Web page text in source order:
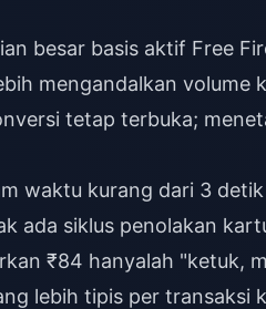
besar basis aktif Free
mengandalkan volume
tetap terbuka;
waktu kurang dari 3
ada siklus penolakan
₹84 hanyalah "ketuk,
lebih tipis per transaksi